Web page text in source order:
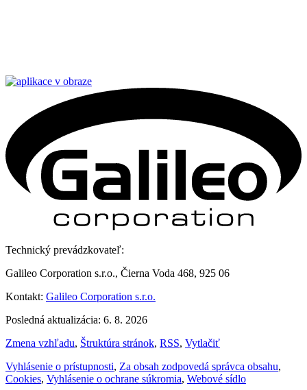
Technický prevádzkovateľ:
Galileo Corporation s.r.o., Čierna Voda 468, 925 06
Kontakt: Galileo Corporation s.r.o.
Posledná aktualizácia: 6. 8. 2026
Zmena vzhľadu, Štruktúra stránok, RSS, Vytlačiť
Vyhlásenie o prístupnosti, Za obsah zodpovedá správca obsahu,
Cookies, Vyhlásenie o ochrane súkromia, Webové sídlo